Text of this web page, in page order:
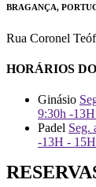
BRAGANÇA,
Rua Coronel
HORÁRIOS
Ginásio
9:30h -
Padel Seg.
-13H -